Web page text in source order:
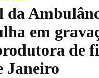
da
em
de
Janeiro